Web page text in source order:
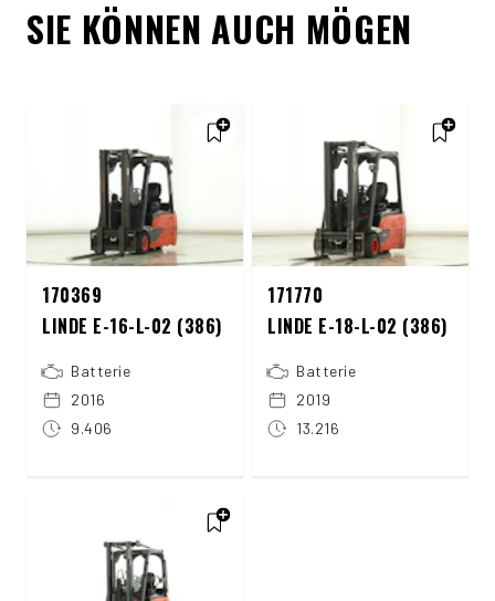
SIE KÖNNEN AUCH MÖGEN
170369
LINDE E-16-L-02 (386)
Batterie
2016
9.406
171770
LINDE E-18-L-02 (386)
Batterie
2019
13.216